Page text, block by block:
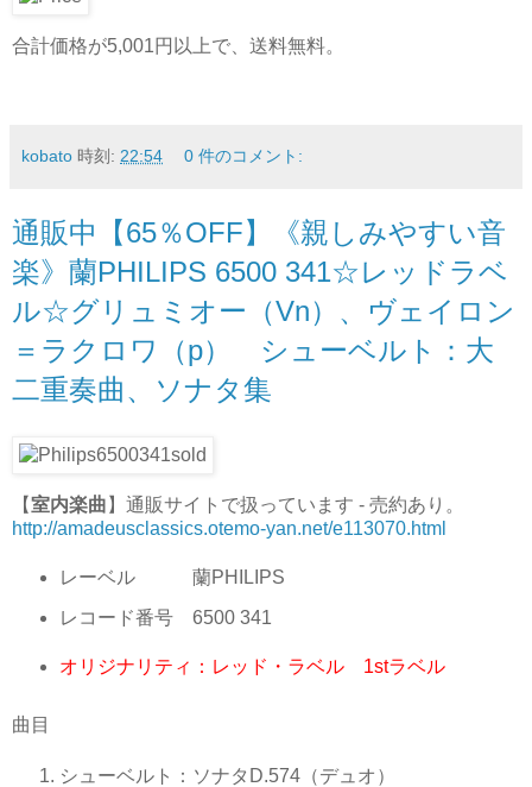
合計価格が5,001円以上で、送料無料。
kobato 時刻: 22:54 0 件のコメント:
通販中【65％OFF】《親しみやすい音
楽》蘭PHILIPS 6500 341☆レッドラベ
ル☆グリュミオー（Vn）、ヴェイロン
＝ラクロワ（p） シューベルト：大
二重奏曲、ソナタ集
【室内楽曲 】通販サイトで扱っています - 売約あり。
http://amadeusclassics.otemo-yan.net/e113070.html
レーベル 蘭PHILIPS
レコード番号 6500 341
オリジナリティ：レッド・ラベル 1stラベル
曲目
シューベルト：ソナタD.574（デュオ）